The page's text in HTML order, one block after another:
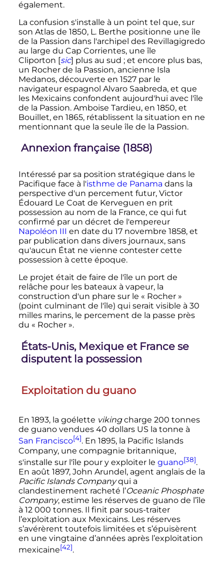
également.
La confusion s'installe à un point tel que, sur
son Atlas de 1850, L. Berthe positionne une île
de la Passion dans l'archipel des Revillagigredo
au large du Cap Corrientes, une île
Cliporton [sic] plus au sud ; et encore plus bas,
un Rocher de la Passion, ancienne Isla
Medanos, découverte en 1527 par le
navigateur espagnol Alvaro Saabreda, et que
les Mexicains confondent aujourd'hui avec l'île
de la Passion. Amboise Tardieu, en 1850, et
Bouillet, en 1865, rétablissent la situation en ne
mentionnant que la seule île de la Passion.
Annexion française (1858)
Intéressé par sa position stratégique dans le
Pacifique face à l'isthme de Panama dans la
perspective d'un percement futur, Victor
Édouard Le Coat de Kerveguen en prit
possession au nom de la France, ce qui fut
confirmé par un décret de l'empereur
Napoléon III en date du 17 novembre 1858, et
par publication dans divers journaux, sans
qu'aucun État ne vienne contester cette
possession à cette époque.
Le projet était de faire de l'île un port de
relâche pour les bateaux à vapeur, la
construction d'un phare sur le « Rocher »
(point culminant de l'île) qui serait visible à 30
millesmarins, le percement de la passe près
du « Rocher ».
États-Unis, Mexique et France se
disputent la possession
Exploitation du guano
En 1893, la goélette vikingcharge 200 tonnes
de guano vendues 40 dollarsUS la tonne à
San Francisco[4]. En 1895, la Pacific Islands
Company, une compagnie britannique,
s'installe sur l'île pour y exploiter le guano[38].
En août 1897, John Arundel, agent anglais de la
Pacific Islands Companyqui a
clandestinement racheté l’Oceanic Phosphate
Company, estime les réserves de guano de l’île
à 12 000 tonnes. Il finit par sous-traiter
l’exploitation aux Mexicains. Les réserves
s’avérèrent toutefois limitées et s’épuisèrent
en une vingtaine d’années après l’exploitation
mexicaine[42].